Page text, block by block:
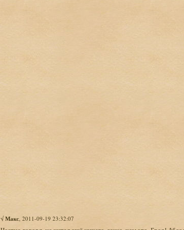
√ Макс, 2011-09-19 23:32:07